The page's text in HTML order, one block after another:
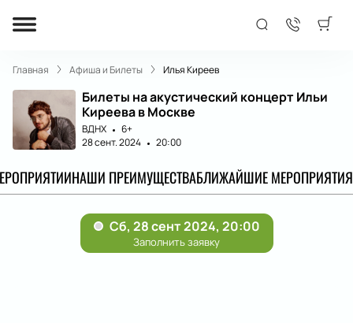
Главная Афиша и Билеты Илья Киреев
Билеты на акустический концерт Ильи
Киреева в Москве
ВДНХ
6+
28 сент. 2024
20:00
НАШИ ПРЕИМУЩЕСТВАБЛИЖАЙШИЕ МЕРОПРИЯТИЯ